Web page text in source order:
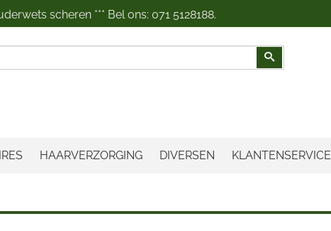
scheren *** Bel ons: 071 5128188.
Zoeken
HAARVERZORGING DIVERSEN KLANTENSERVICE